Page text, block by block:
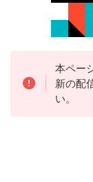
本ペー
新の配
い。